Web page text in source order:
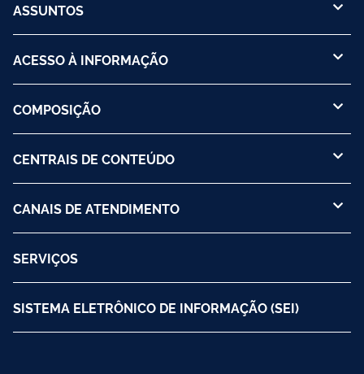
ASSUNTOS
ACESSO À INFORMAÇÃO
COMPOSIÇÃO
CENTRAIS DE CONTEÚDO
CANAIS DE ATENDIMENTO
SERVIÇOS
SISTEMA ELETRÔNICO DE INFORMAÇÃO (SEI)